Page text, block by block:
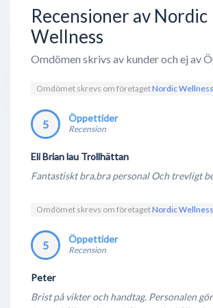
lever efter - att bygga en tränings- och
friskvårdsverksamhet som är öppen
öppet för alla.
gymutrustning, solarium,
och personliga tränare. Gymkedjan
barnpassning, vilket gör att de passar
människor och livssituationer. Träning
Wellness lättillgängligt, bl.a. på det
där kan träna på morgon, eftermiddag
träningsformer. Nästan alla Nordic-
klubbar erbjuder både kondition, gym,
och PT-träning. På många Nordic-
cirkelträning.
Recensioner av Nordic
Wellness
Omdömen skrivs av kunder och ej av
Omdömet skrevs om företagetNordic Wellness
5 Öppettider
Recension
Eli Brian lau Trollhättan
Fantastiskt bra,bra personal Och trevligt
Omdömet skrevs om företagetNordic
5 Öppettider
Recension
Peter
Brist på vikter och handtag. Personalen